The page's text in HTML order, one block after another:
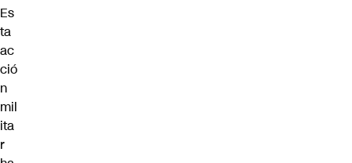
Es
ta
ac
ció
n
mil
ita
r